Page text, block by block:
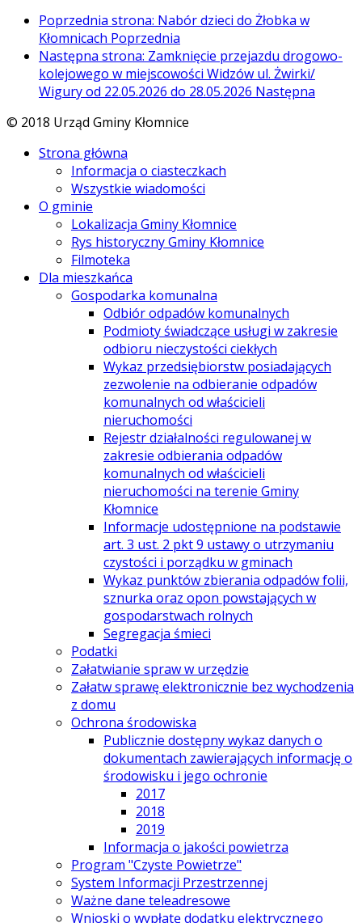
Poprzednia strona: Nabór dzieci do Żłobka w
Kłomnicach Poprzednia
Następna strona: Zamknięcie przejazdu drogowo-
kolejowego w miejscowości Widzów ul. Żwirki/
Wigury od 22.05.2026 do 28.05.2026 Następna
© 2018 Urząd Gminy Kłomnice
Strona główna
Informacja o ciasteczkach
Wszystkie wiadomości
O gminie
Lokalizacja Gminy Kłomnice
Rys historyczny Gminy Kłomnice
Filmoteka
Dla mieszkańca
Gospodarka komunalna
Odbiór odpadów komunalnych
Podmioty świadczące usługi w zakresie
odbioru nieczystości ciekłych
Wykaz przedsiębiorstw posiadających
zezwolenie na odbieranie odpadów
komunalnych od właścicieli
nieruchomości
Rejestr działalności regulowanej w
zakresie odbierania odpadów
komunalnych od właścicieli
nieruchomości na terenie Gminy
Kłomnice
Informacje udostępnione na podstawie
art. 3 ust. 2 pkt 9 ustawy o utrzymaniu
czystości i porządku w gminach
Wykaz punktów zbierania odpadów folii,
sznurka oraz opon powstających w
gospodarstwach rolnych
Segregacja śmieci
Podatki
Załatwianie spraw w urzędzie
Załatw sprawę elektronicznie bez wychodzenia
z domu
Ochrona środowiska
Publicznie dostępny wykaz danych o
dokumentach zawierających informację o
środowisku i jego ochronie
2017
2018
2019
Informacja o jakości powietrza
Program "Czyste Powietrze"
System Informacji Przestrzennej
Ważne dane teleadresowe
Wnioski o wypłatę dodatku elektrycznego